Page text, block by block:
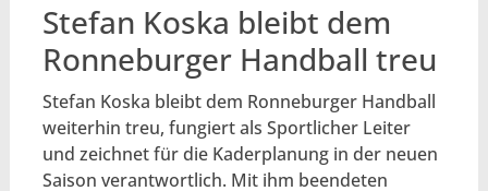
Stefan Koska bleibt dem
Ronneburger Handball treu
Stefan Koska bleibt dem Ronneburger Handball
weiterhin treu, fungiert als Sportlicher Leiter
und zeichnet für die Kaderplanung in der neuen
Saison verantwortlich. Mit ihm beendeten